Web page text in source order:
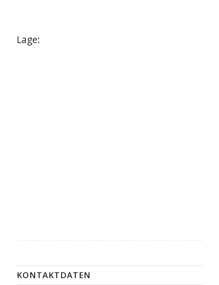
Lage:
KONTAKTDATEN